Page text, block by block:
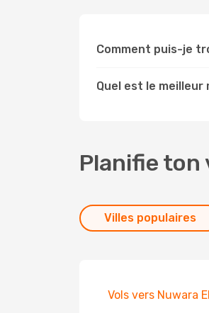
Comment puis-je
Quel est le
Planifie ton
Villes populaires
Vols vers Nuwara